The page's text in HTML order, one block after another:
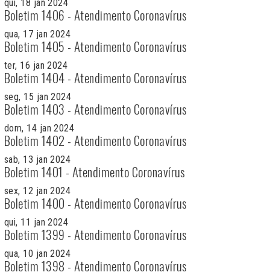
qui, 18 jan 2024
Boletim 1406 - Atendimento Coronavírus
qua, 17 jan 2024
Boletim 1405 - Atendimento Coronavírus
ter, 16 jan 2024
Boletim 1404 - Atendimento Coronavírus
seg, 15 jan 2024
Boletim 1403 - Atendimento Coronavírus
dom, 14 jan 2024
Boletim 1402 - Atendimento Coronavírus
sab, 13 jan 2024
Boletim 1401 - Atendimento Coronavírus
sex, 12 jan 2024
Boletim 1400 - Atendimento Coronavírus
qui, 11 jan 2024
Boletim 1399 - Atendimento Coronavírus
qua, 10 jan 2024
Boletim 1398 - Atendimento Coronavírus